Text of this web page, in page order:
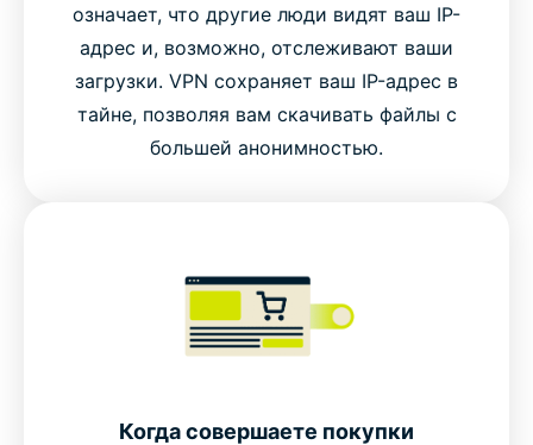
означает, что другие люди видят ваш IP-
адрес и, возможно, отслеживают ваши
загрузки. VPN сохраняет ваш IP-адрес в
тайне, позволяя вам скачивать файлы с
большей анонимностью.
Когда совершаете покупки